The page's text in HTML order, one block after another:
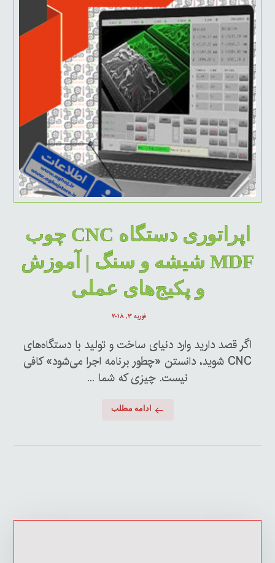
اپراتوری دستگاه CNC چوب
MDF شیشه و سنگ | آموزش
و پکیج‌های عملی
فوریه ۳, ۲۰۱۸
اگر قصد دارید وارد دنیای ساخت و تولید با دستگاه‌های
CNC شوید، دانستن «چطور برنامه اجرا می‌شود» کافی
نیست. چیزی که شما ...
ادامه مطلب